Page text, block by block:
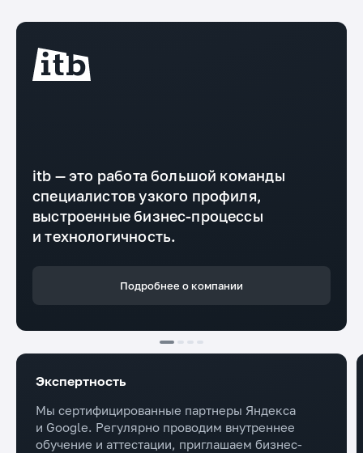
itb — это работа большой команды
специалистов узкого профиля,
выстроенные бизнес-процессы
и технологичность.
Подробнее о компании
Экспертность
Мы сертифицированные партнеры Яндекса
и Google. Регулярно проводим внутреннее
обучение и аттестации, приглашаем бизнес-